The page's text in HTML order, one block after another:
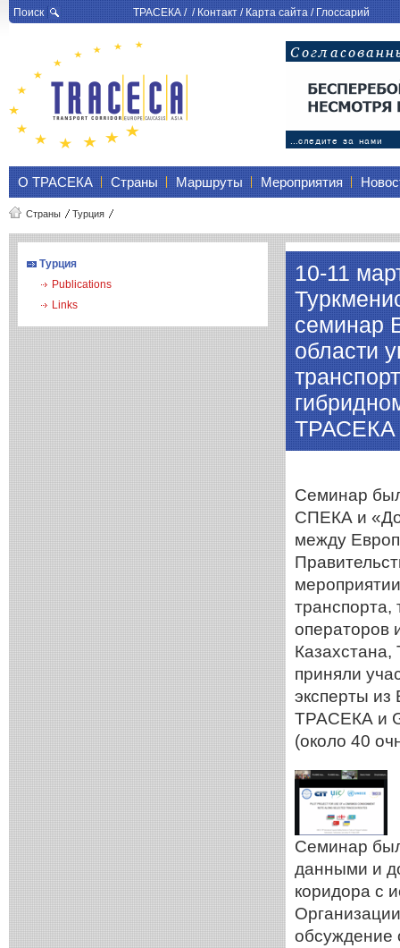
Поиск ТРАСЕКА/ /Контакт/Карта сайта/Глоссарий
О ТРАСЕКА Страны Маршруты Мероприятия
Страны Турция
Турция
Publications
Links
10-11
семинар
области
ТРАСЕКА
Семинар
СПЕКА и
между
операторов
приняли
эксперты
ТРАСЕКА и
(около 40
Семинар
данными и
коридора с
обсуждение